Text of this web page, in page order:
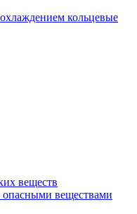
кольцевые
веществ
веществами